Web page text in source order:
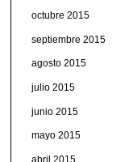
octubre 2015
septiembre 2015
agosto 2015
julio 2015
junio 2015
mayo 2015
abril 2015